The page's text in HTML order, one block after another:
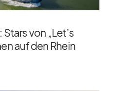
von „Let’s
auf den Rhein